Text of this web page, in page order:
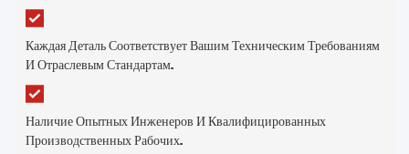
Каждая Деталь Соответствует Вашим Техническим Требованиям
И Отраслевым Стандартам.
Наличие Опытных Инженеров И Квалифицированных
Производственных Рабочих.